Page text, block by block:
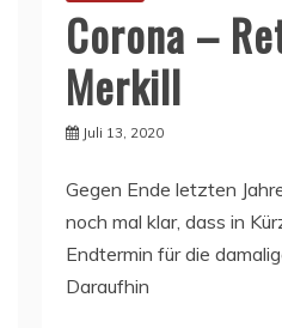
Corona –
Merkill
Juli 13, 2020
Gegen Ende letzten
noch mal klar, dass in
Endtermin für die
Daraufhin